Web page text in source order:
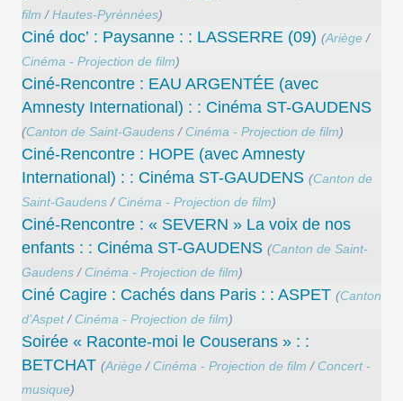
film /Hautes-Pyrénnées)
Ciné doc’ : Paysanne : : LASSERRE (09) (Ariège /
Cinéma - Projection de film)
Ciné-Rencontre : EAU ARGENTÉE (avec
Amnesty International) : : Cinéma ST-GAUDENS
(Canton de Saint-Gaudens / Cinéma - Projection de film)
Ciné-Rencontre : HOPE (avec Amnesty
International) : : Cinéma ST-GAUDENS (Canton de
Saint-Gaudens / Cinéma - Projection de film)
Ciné-Rencontre : « SEVERN » La voix de nos
enfants : : Cinéma ST-GAUDENS (Canton de Saint-
Gaudens / Cinéma - Projection de film)
Ciné Cagire : Cachés dans Paris : : ASPET (Canton
d’Aspet/ Cinéma - Projection de film)
Soirée « Raconte-moi le Couserans » : :
BETCHAT (Ariège / Cinéma - Projection de film / Concert -
musique)